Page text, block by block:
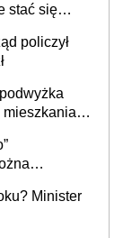
stać się
policzył
mieszkania,
Minister